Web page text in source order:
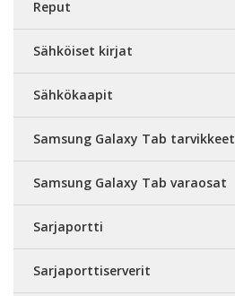
Reput
Sähköiset kirjat
Sähkökaapit
Samsung Galaxy Tab tarvikkeet
Samsung Galaxy Tab varaosat
Sarjaportti
Sarjaporttiserverit